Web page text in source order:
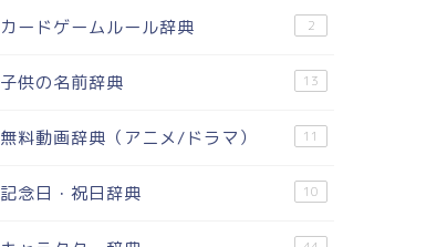
カードゲームルール辞典 2
子供の名前辞典 13
無料動画辞典（アニメ/ドラマ） 11
記念日・祝日辞典 10